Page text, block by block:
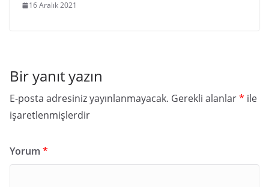
16 Aralık 2021
Bir yanıt yazın
E-posta adresiniz yayınlanmayacak. Gerekli alanlar* ile
işaretlenmişlerdir
Yorum *